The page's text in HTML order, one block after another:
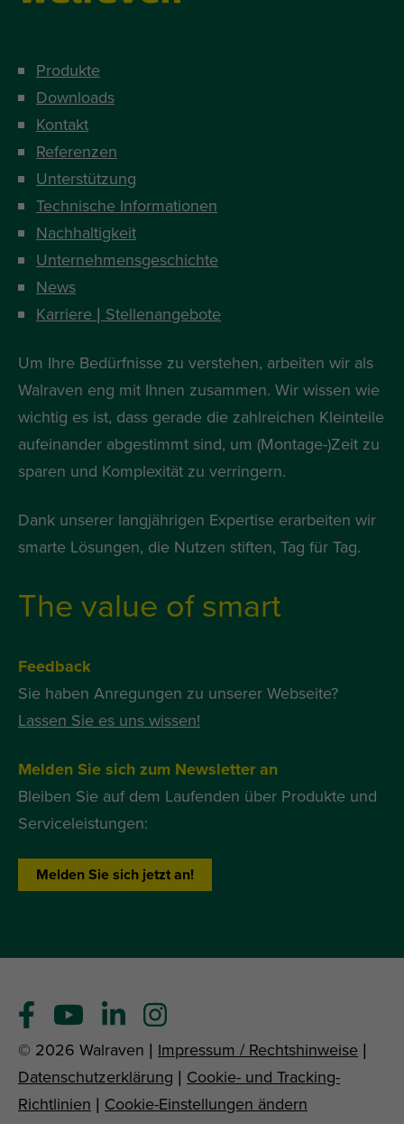
Produkte
Downloads
Kontakt
Referenzen
Unterstützung
Technische Informationen
Nachhaltigkeit
Unternehmensgeschichte
News
Karriere | Stellenangebote
Um Ihre Bedürfnisse zu verstehen, arbeiten wir als
Walraven eng mit Ihnen zusammen. Wir wissen wie
wichtig es ist, dass gerade die zahlreichen Kleinteile
aufeinander abgestimmt sind, um (Montage-)Zeit zu
sparen und Komplexität zu verringern.
Dank unserer langjährigen Expertise erarbeiten wir
smarte Lösungen, die Nutzen stiften, Tag für Tag.
The value of smart
Feedback
Sie haben Anregungen zu unserer Webseite?
Lassen Sie es uns wissen!
Melden Sie sich zum Newsletter an
Bleiben Sie auf dem Laufenden über Produkte und
Serviceleistungen:
Melden Sie sich jetzt an!
© 2026 Walraven | Impressum / Rechtshinweise |
Datenschutzerklärung | Cookie- und Tracking-
Richtlinien | Cookie-Einstellungen ändern